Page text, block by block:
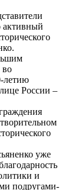
активный
во
летию
России –
уже
и
подругами-